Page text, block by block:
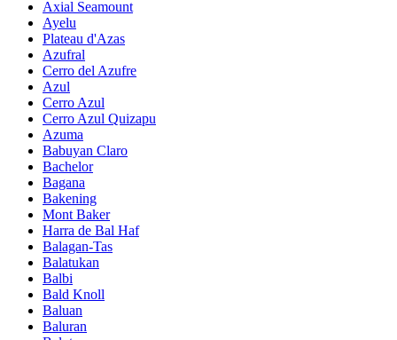
Axial Seamount
Ayelu
Plateau d'Azas
Azufral
Cerro del Azufre
Azul
Cerro Azul
Cerro Azul Quizapu
Azuma
Babuyan Claro
Bachelor
Bagana
Bakening
Mont Baker
Harra de Bal Haf
Balagan-Tas
Balatukan
Balbi
Bald Knoll
Baluan
Baluran